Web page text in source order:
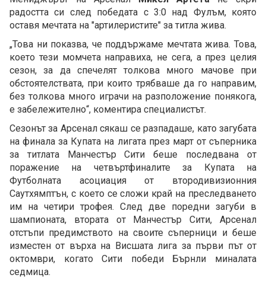
радостта си след победата с 3:0 над Фулъм, която
оставя мечтата на "артилеристите" за титла жива.
„Това ни показва, че поддържаме мечтата жива. Това,
което тези момчета направиха, не сега, а през целия
сезон, за да спечелят толкова много мачове при
обстоятелствата, при които трябваше да го направим,
без толкова много играчи на разположение понякога,
е забележително“, коментира специалистът.
Сезонът за Арсенал сякаш се разпадаше, като загубата
на финала за Купата на лигата през март от съперника
за титлата Манчестър Сити беше последвана от
поражение на четвъртфиналите за Купата на
Футболната асоциация от втородивизионния
Саутхямптън, с което се сложи край на преследването
им на четири трофея. След две поредни загуби в
шампионата, втората от Манчестър Сити, Арсенал
отстъпи предимството на своите съперници и беше
изместен от върха на Висшата лига за първи път от
октомври, когато Сити победи Бърнли миналата
седмица.